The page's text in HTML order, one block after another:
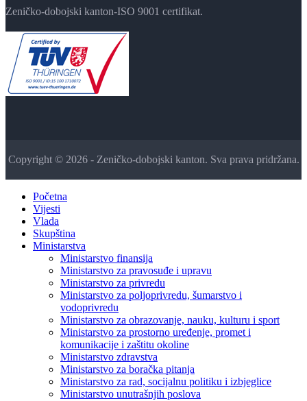
Zeničko-dobojski kanton-ISO 9001 certifikat.
Copyright © 2026 - Zeničko-dobojski kanton. Sva prava pridržana.
Početna
Vijesti
Vlada
Skupština
Ministarstva
Ministarstvo finansija
Ministarstvo za pravosuđe i upravu
Ministarstvo za privredu
Ministarstvo za poljoprivredu, šumarstvo i
vodoprivredu
Ministarstvo za obrazovanje, nauku, kulturu i sport
Ministarstvo za prostorno uređenje, promet i
komunikacije i zaštitu okoline
Ministarstvo zdravstva
Ministarstvo za boračka pitanja
Ministarstvo za rad, socijalnu politiku i izbjeglice
Ministarstvo unutrašnjih poslova